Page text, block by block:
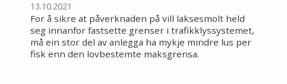
13.10.2021
For å sikre at påverknaden på vill laksesmolt held
seg innanfor fastsette grenser i trafikklyssystemet,
må ein stor del av anlegga ha mykje mindre lus per
fisk enn den lovbestemte maksgrensa.